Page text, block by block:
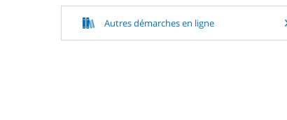
Autres démarches en ligne